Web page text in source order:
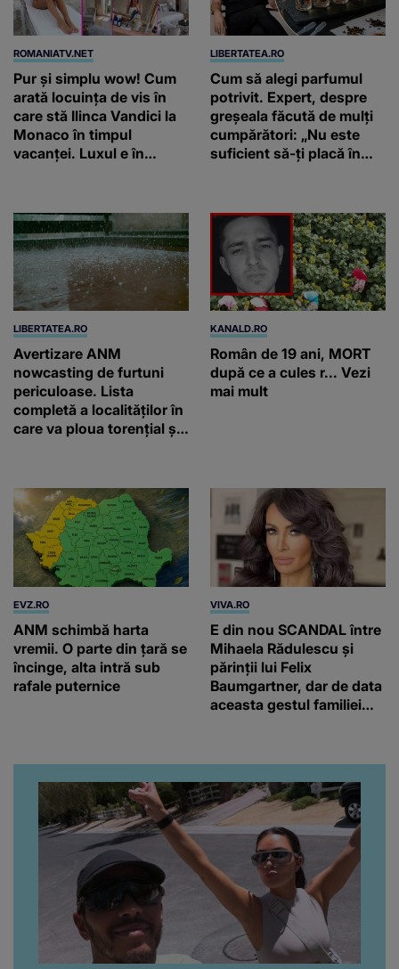
ROMANIATV.NET
Pur și simplu wow! Cum
arată locuința de vis în
care stă Ilinca Vandici la
Monaco în timpul
vacanței. Luxul e în
GALERIE FOTO
LIBERTATEA.RO
Cum să alegi parfumul
potrivit. Expert, despre
greșeala făcută de mulți
cumpărători: „Nu este
suficient să-ți placă în
LIBERTATEA.RO
Avertizare ANM
nowcasting de furtuni
periculoase. Lista
completă a localităților în
care va ploua torențial și
KANALD.RO
Român de 19 ani, MORT
după ce a cules r... Vezi
mai mult
EVZ.RO
ANM schimbă harta
vremii. O parte din țară se
încinge, alta intră sub
rafale puternice
VIVA.RO
E din nou SCANDAL între
Mihaela Rădulescu și
părinții lui Felix
Baumgartner, dar de data
aceasta gestul familiei
noastră! Fostei
prezentatoare nici că-i
vine să creadă că s-a
ajuns până aici, dar e
adevărat, au făcut-o și pe
asta! Și ce a ieșit la iveală
ar fi prea mult pentru
oricine: "Cu… mine, fata
româncă...”